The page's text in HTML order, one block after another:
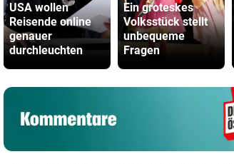
USA wollen
Reisende online
genauer
durchleuchten
Ein groteskes
Volksstück stellt
unbequeme
Fragen